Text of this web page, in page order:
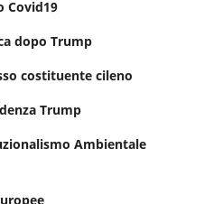
Covid19
dopo Trump
costituente cileno
Trump
Ambientale